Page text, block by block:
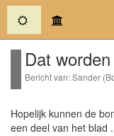
(current)
Dat
Bericht van: Sander
Hopelijk kunnen de
een deel van het blad